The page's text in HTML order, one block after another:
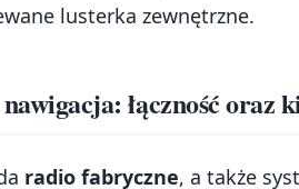
lusterka zewnętrzne.
łączność oraz
radio fabryczne, a także